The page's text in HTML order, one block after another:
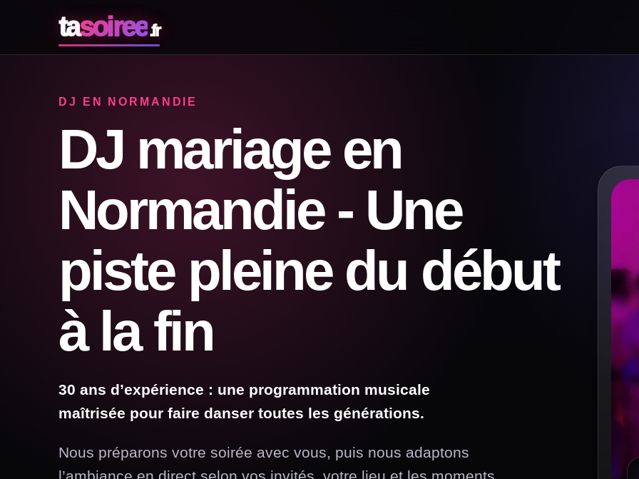
tasoiree.fr
DJ EN NORMANDIE
DJ mariage en
Normandie - Une
piste pleine du début
à la fin
30 ans d’expérience : une programmation musicale
maîtrisée pour faire danser toutes les générations.
Nous préparons votre soirée avec vous, puis nous adaptons